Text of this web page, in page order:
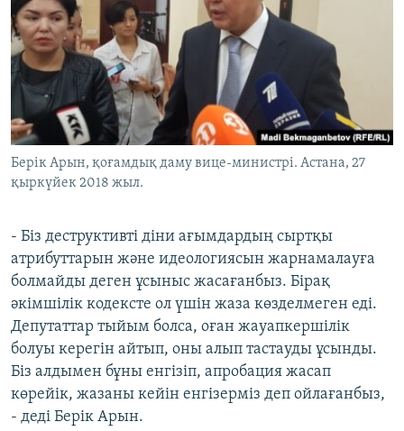
Берік Арын, қоғамдық даму вице-министрі. Астана, 27
қыркүйек 2018 жыл.
- Біз деструктивті діни ағымдардың сыртқы
атрибуттарын және идеологиясын жарнамалауға
болмайды деген ұсыныс жасағанбыз. Бірақ
әкімшілік кодексте ол үшін жаза көзделмеген еді.
Депутаттар тыйым болса, оған жауапкершілік
болуы керегін айтып, оны алып тастауды ұсынды.
Біз алдымен бұны енгізіп, апробация жасап
көрейік, жазаны кейін енгізерміз деп ойлағанбыз,
- деді Берік Арын.